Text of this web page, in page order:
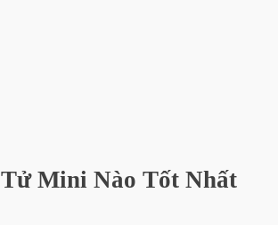
Mini Nào Tốt Nhất